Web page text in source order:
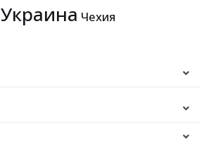
Украина Чехия